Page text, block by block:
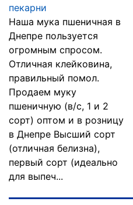
пекарни
Наша мука пшеничная в
Днепре пользуется
огромным спросом.
Отличная клейковина,
правильный помол.
Продаем муку
пшеничную (в/с, 1 и 2
сорт) оптом и в розницу
в Днепре Высший сорт
(отличная белизна),
первый сорт (идеально
для выпеч...